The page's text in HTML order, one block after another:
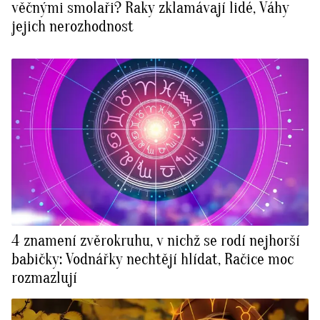
věčnými smolaři? Raky zklamávají lidé, Váhy
jejich nerozhodnost
4 znamení zvěrokruhu, v nichž se rodí nejhorší
babičky: Vodnářky nechtějí hlídat, Račice moc
rozmazlují